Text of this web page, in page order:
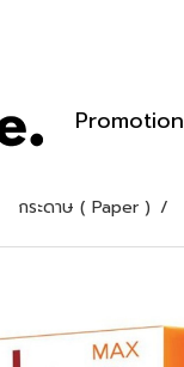
Promotion
กระดาษ ( Paper )